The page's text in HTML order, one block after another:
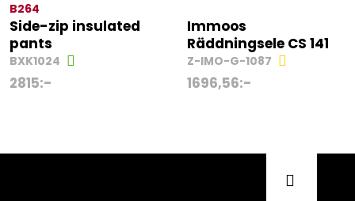
B264
Side-zip insulated
pants
BXK1024
2815:-
Immoos
Räddningsele CS 141
Z-IMO-G-1087
1696,56:-